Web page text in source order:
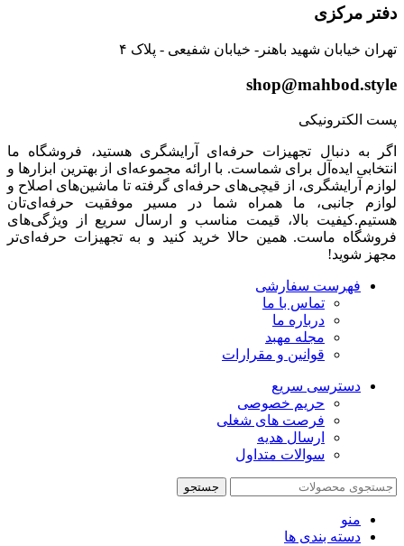
دفتر مرکزی
تهران خیابان شهید باهنر- خیابان شفیعی - پلاک ۴
shop@mahbod.style
پست الکترونیکی
اگر به دنبال تجهیزات حرفه‌ای آرایشگری هستید، فروشگاه ما
انتخابی ایده‌آل برای شماست. با ارائه مجموعه‌ای از بهترین ابزارها و
لوازم آرایشگری، از قیچی‌های حرفه‌ای گرفته تا ماشین‌های اصلاح و
لوازم جانبی، ما همراه شما در مسیر موفقیت حرفه‌ای‌تان
هستیم.کیفیت بالا، قیمت مناسب و ارسال سریع از ویژگی‌های
فروشگاه ماست. همین حالا خرید کنید و به تجهیزات حرفه‌ای‌تر
مجهز شوید!
فهرست سفارشی
تماس با ما
درباره ما
مجله مهبد
قوانین و مقرارات
دسترسی سریع
حریم خصوصی
فرصت های شغلی
ارسال هدیه
سوالات متداول
جستجو
منو
دسته بندی ها